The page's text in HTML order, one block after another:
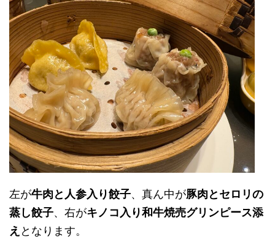
左が牛肉と人参入り餃子、真ん中が豚肉とセロリの
蒸し餃子、右がキノコ入り和牛焼売グリンピース添
え となります。